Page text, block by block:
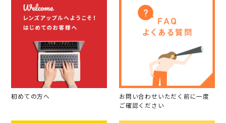
初めての方へ
お問い合わせいただく前に一度
ご確認ください